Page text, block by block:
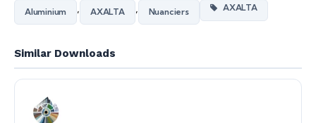
Aluminium , AXALTA , Nuanciers AXALTA
Similar Downloads